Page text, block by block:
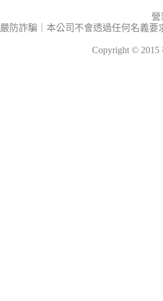
營
嚴防詐騙｜本公司不會透過任何名義
Copyright ©